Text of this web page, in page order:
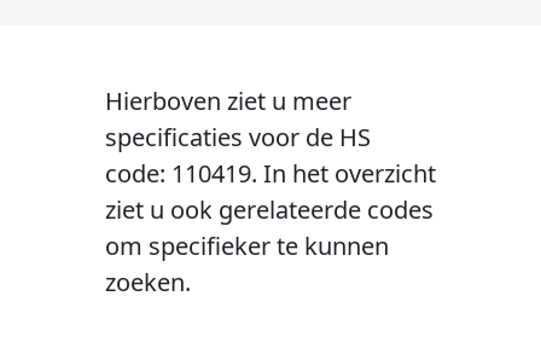
Hierboven ziet u meer
specificaties voor de HS
code: 110419. In het overzicht
ziet u ook gerelateerde codes
om specifieker te kunnen
zoeken.